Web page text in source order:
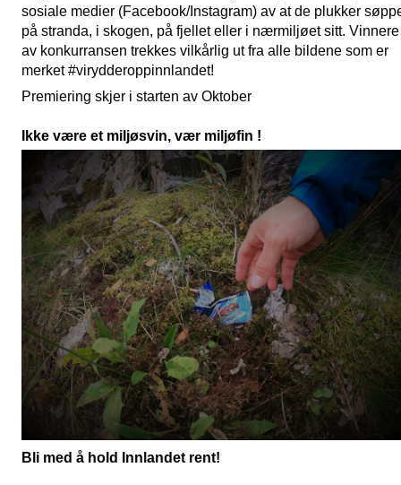
sosiale medier (Facebook/Instagram) av at de plukker
på stranda, i skogen, på fjellet eller i nærmiljøet sitt. Vinnere
av konkurransen trekkes vilkårlig ut fra alle bildene som er
merket #virydderoppinnlandet!
Premiering skjer i starten av Oktober
Ikke være et miljøsvin, vær miljøfin !
Bli med å hold Innlandet rent!